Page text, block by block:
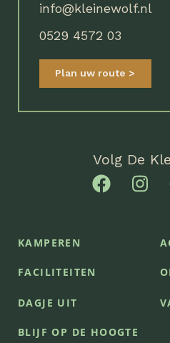
info@kleinewolf.nl
0529 4572 03
Plan uw route
Volg De
KAMPEREN
FACILITEITEN
DAGJE UIT
BLIJF OP DE HOOGTE